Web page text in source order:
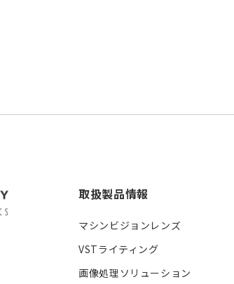
取扱製品情報
マシンビジョンレンズ
VSTライティング
画像処理ソリューション